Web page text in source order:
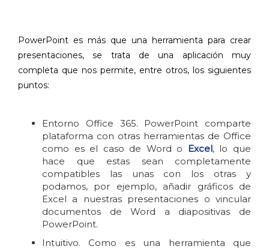
PowerPoint es más que una herramienta para crear
presentaciones, se trata de una aplicación muy
completa que nos permite, entre otros, los siguientes
puntos:
Entorno Office 365. PowerPoint comparte
plataforma con otras herramientas de Office
como es el caso de Word o Excel, lo que
hace que estas sean completamente
compatibles las unas con los otras y
podamos, por ejemplo, añadir gráficos de
Excel a nuestras presentaciones o vincular
documentos de Word a diapositivas de
PowerPoint.
Intuitivo. Como es una herramienta que